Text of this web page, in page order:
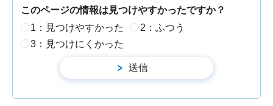
このページの情報は見つけやすかったですか？
1：見つけやすかった
2：ふつう
3：見つけにくかった